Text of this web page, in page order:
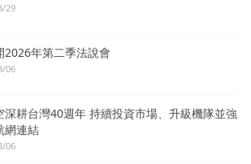
29
2026年第二季法說會
06
深耕台灣40週年 持續投資市場、升級機隊並強
網連結
06